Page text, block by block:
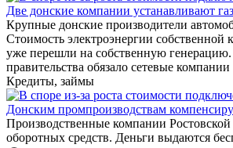
Две донские компании устанавливают
Крупные донские производители
Стоимость электроэнергии
уже перешли на собственную
правительства обязало сетевые
Кредиты, займы
Донским промпроизводствам
Производственные компании
оборотных средств. Деньги выдаются